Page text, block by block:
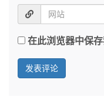
在此浏览器中保存